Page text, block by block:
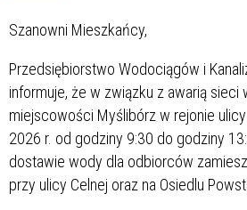
Szanowni Mieszkańcy,
Przedsiębiorstwo Wodociągów i
informuje, że w związku z awarią
miejscowości Myślibórz w rejonie
2026 r. od godziny 9:30 do godziny
dostawie wody dla odbiorców
przy ulicy Celnej oraz na Osiedlu